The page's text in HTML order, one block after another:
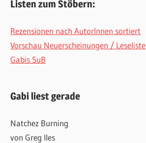
Listen zum Stöbern:
Rezensionen nach AutorInnen sortiert
Vorschau Neuerscheinungen / Leseliste
Gabis SuB
Gabi liest gerade
Natchez Burning
von Greg Iles